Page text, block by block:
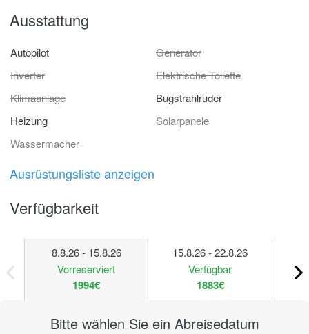
Ausstattung
Autopilot
Generator
Inverter
Elektrische Toilette
Klimaanlage
Bugstrahlruder
Heizung
Solarpanele
Wassermacher
Ausrüstungsliste anzeigen
Verfügbarkeit
8.8.26 - 15.8.26
Vorreserviert
1994€
15.8.26 - 22.8.26
Verfügbar
1883€
Bitte wählen Sie ein Abreisedatum